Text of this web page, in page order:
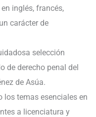
inglés, francés,
carácter de
selección
de derecho penal del
de Asúa.
los temas esenciales en
a licenciatura y